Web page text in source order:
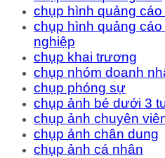
chụp hình quảng
chụp hình quảng
nghiệp
chụp khai trương
chụp nhóm doanh
chụp phóng sự
chụp ảnh bé dưới 3
chụp ảnh chuyên
chụp ảnh chân dung
chụp ảnh cá nhân